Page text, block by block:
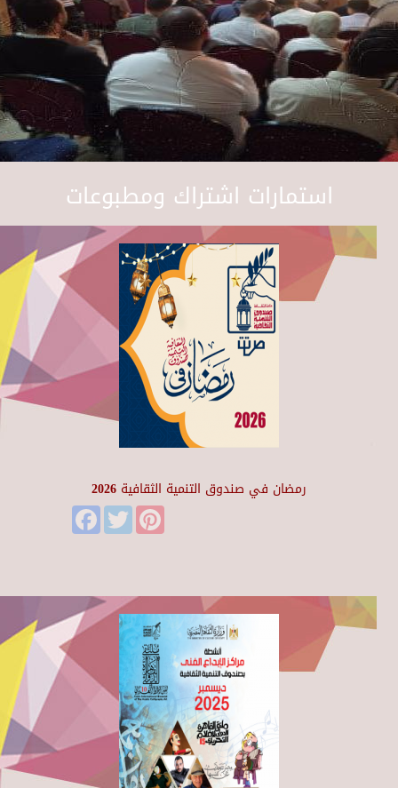
استمارات اشتراك ومطبوعات
رمضان في صندوق التنمية الثقافية 2026
FacebookTwitter